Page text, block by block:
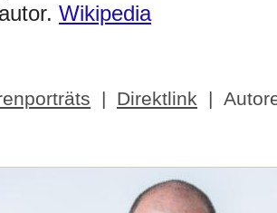
Wikipedia
| Direktlink |